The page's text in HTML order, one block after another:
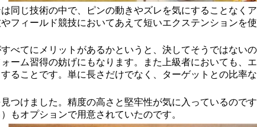
同じ技術の中で、ピンの動きやズレを気にすることなく
フィールド競技においてあえて短いエクステンションを
べてにメリットがあるかというと、決してそうではない
ーム習得の妨げにもなります。また上級者においても、
ることです。単に長さだけでなく、ターゲットとの比率
つけました。精度の高さと堅牢性が気に入っているので
もオプションで用意されていたのです。